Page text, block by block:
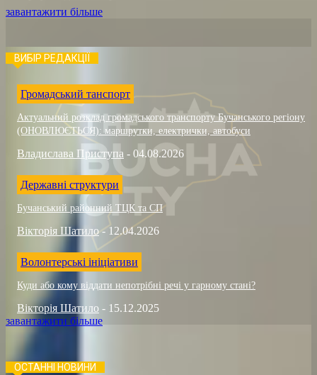
завантажити більше
ВИБІР РЕДАКЦІЇ
Громадський танспорт
Актуальний розклад громадського транспорту Бучанського регіону
(ОНОВЛЮЄТЬСЯ): маршрутки, електрички, автобуси
Владислава Приступа - 04.08.2026
Державні структури
Бучанський районний ТЦК та СП
Вікторія Шатило - 12.04.2026
Волонтерські ініціативи
Куди або кому віддати непотрібні речі у гарному стані?
Вікторія Шатило - 15.12.2025
завантажити більше
ОСТАННІ НОВИНИ